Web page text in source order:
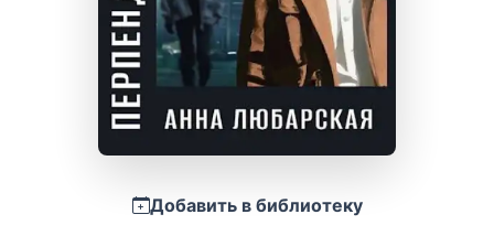
Добавить в библиотеку